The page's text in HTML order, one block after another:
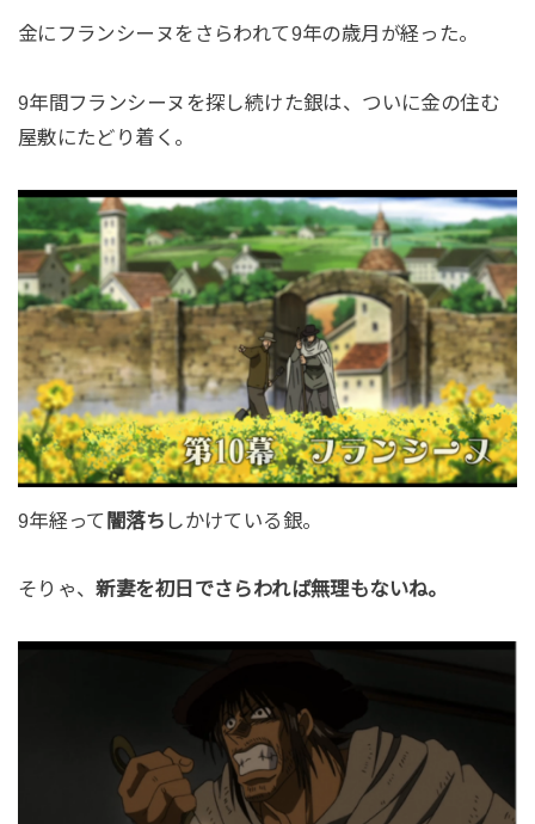
金にフランシーヌをさらわれて9年の歳月が経った。
9年間フランシーヌを探し続けた銀は、ついに金の住む
屋敷にたどり着く。
9年経って 闇落ち しかけている銀。
そりゃ、新妻を初日でさらわれば無理もないね。